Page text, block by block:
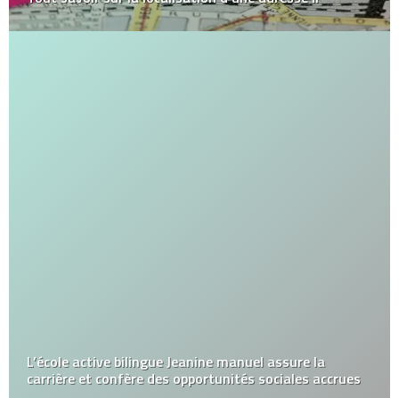
L’école active bilingue Jeanine manuel assure la
carrière et confère des opportunités sociales accrues